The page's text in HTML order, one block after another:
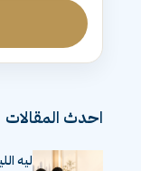
احدث المقالات
ليه